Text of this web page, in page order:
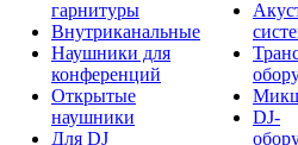
гарнитуры
Внутриканальные
Наушники для
конференций
Открытые
наушники
Для DJ
DJ-